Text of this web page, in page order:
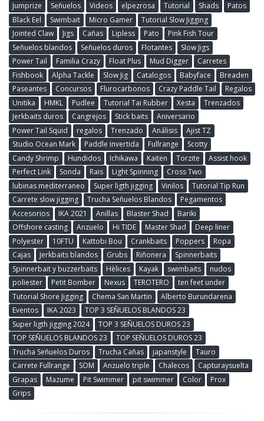
Jumprize
Señuelos Videos elpezrosa Tutorial Shads
Patos
Black Eel
Swimbait Micro Gamer
Tutorial Slow Jigging
Jointed Claw
Jigs Cañas Lipless Pato
Pink Fish Tour
Señuelos blandos
Señuelos duros Flotantes
Slow Jigs
Power Tail
Familia Crazy Float Plus Mud Digger
Carretes
Fishbook
Alpha Tackle Slow Jig Catalogos Babyface
Breaden
Paseantes
Concursos Flurocarbonos Crazy Paddle Tail
Regalos
Unitika
HMKL Pudlee Tutorial Tai Rubber Xesta
Trenzados
Jerkbaits duros
Cangrejos Stick baits
Aniversario
Power Tail Squid
regalos Trenzado Análisis
Ajist TZ
Studio Ocean Mark
Paddle invertida Fullrange
Scotty
Candy Shrimp
Hundidos Ichikawa Kaiten Torzite
Assist hook
Perfect Link
Sonda Rais Light Spinning
Cross Two
lubinas mediterraneo
Super ligth jigging Vinilos
Tutorial Tip Run
Carrete slow jigging
Trucha Señuelos Blandos
Pegamentos
Accesorios
IKA 2021 Anillas Blaster Shad
Bariki
Offshore casting
Anzuelo Hi TIDE Master Shad
Deep liner
Polyester
10FTU Kattobi Bou Crankbaits Poppers
Ropa
Cajas
Jerkbaits blandos Grubs Riñonera
Spinnerbaits
Spinnerbait y buzzerbaits
Hèlices Kayak swimbaits
nudos
poliester
Petit Bomber Nexus TEROTERO
ten feet under
Tutorial Shore Jigging
Chema San Martin
Alberto Burundarena
Eventos
IKA 2023
TOP 3 SEÑUELOS BLANDOS 23
Super ligth jigging 2024
TOP 3 SEÑUELOS DUROS 23
TOP SEÑUELOS BLANDOS 23
TOP SEÑUELOS DUROS 23
Trucha Señuelos Duros
Trucha Cañas japanstyle
Tauro
Carrete Fullrange
SOM Anzuelo triple Chalecos
Capturaysuelta
Grapas
Mazume Pit Swimmer pit swimmer Color
Prox
Grips